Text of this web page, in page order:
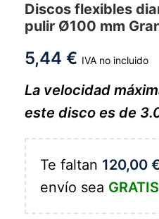
Discos flexibles
pulir Ø100 mm
5,44 € IVA no incluido
La velocidad
este disco es de
Te faltan 120,00
envío sea